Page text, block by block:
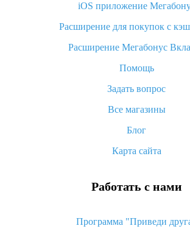
Что такое баллы на Алиэкспресс, как
«AliExpress Standard Shipping»: что это за
как его отслеживать
Как покупать оптом на
Что делать, если не пришел товар с
возврата денег
iOS приложение
Расширение для покупок с
Расширение Мегабонус
Помощь
Задать вопрос
Все магазины
Блог
Карта сайта
Работать с нами
Программа "Приведи